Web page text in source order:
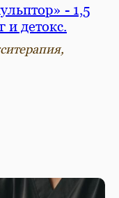
- 1,5
и детокс.